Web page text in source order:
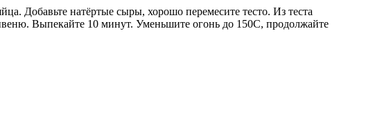
Добавьте натёртые сыры, хорошо перемесите тесто. Из теста
Выпекайте 10 минут. Уменьшите огонь до 150С, продолжайте